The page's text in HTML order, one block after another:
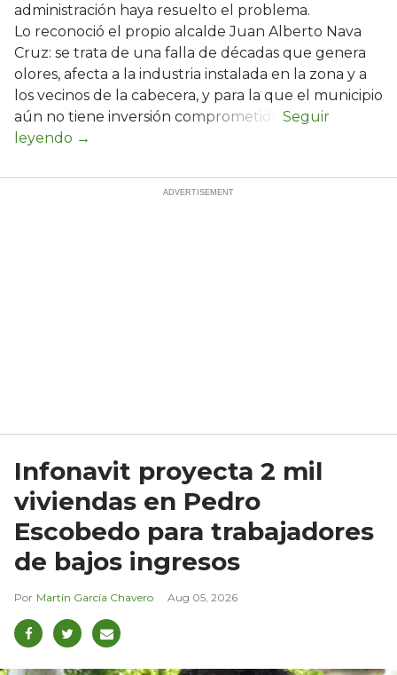
administración haya resuelto el problema.
Lo reconoció el propio alcalde Juan Alberto Nava
Cruz: se trata de una falla de décadas que genera
olores, afecta a la industria instalada en la zona y a
los vecinos de la cabecera, y para la que el municipio
aún no tiene inversión comprometida.
Infonavit proyecta 2 mil
viviendas en Pedro
Escobedo para trabajadores
de bajos ingresos
Martín García Chavero Aug 05, 2026